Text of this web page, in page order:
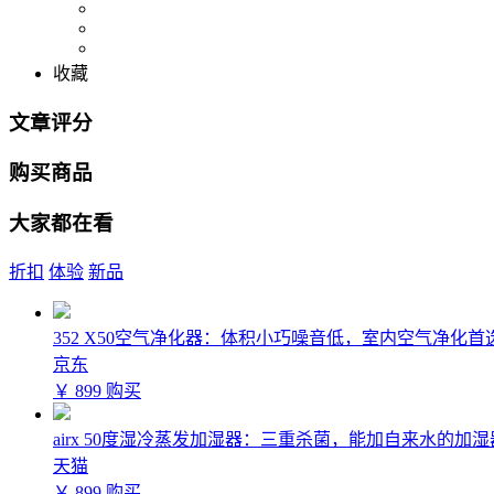
收藏
文章评分
购买商品
大家都在看
折扣 体验 新品
352 X50空气净化器：体积小巧噪音低，室内空气净化首
京东
￥ 899 购买
airx 50度湿冷蒸发加湿器：三重杀菌，能加自来水的加湿
天猫